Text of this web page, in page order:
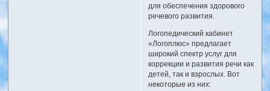
для обеспечения здорового
речевого развития.
Логопедический кабинет
«Логоплюс» предлагает
широкий спектр услуг для
коррекции и развития речи как
детей, так и взрослых. Вот
некоторые из них: